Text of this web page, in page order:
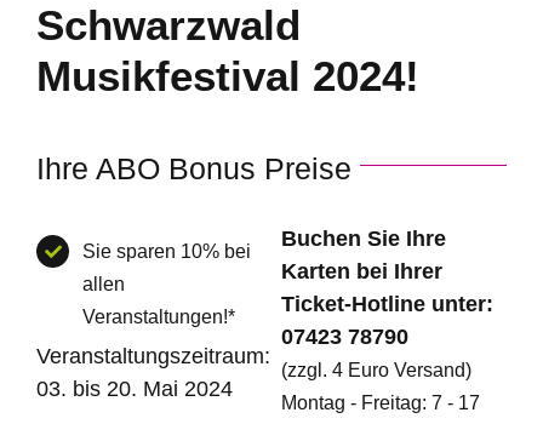
Schwarzwald
Musikfestival 2024!
Ihre ABO Bonus Preise
Sie sparen 10% bei
allen
Veranstaltungen!*
Veranstaltungszeitraum:
03. bis 20. Mai 2024
Buchen Sie Ihre
Karten bei Ihrer
Ticket-Hotline unter:
07423 78790
(zzgl. 4 Euro Versand)
Montag - Freitag: 7 - 17